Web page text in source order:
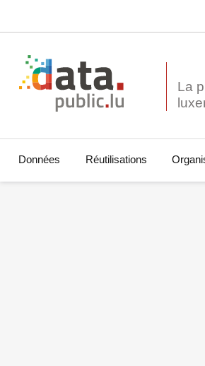
La
Données Réutilisations